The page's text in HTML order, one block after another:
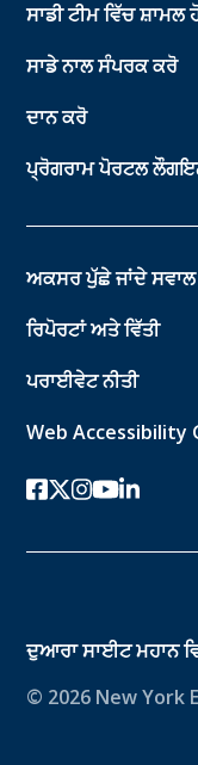
ਸਾਡੀ ਟੀਮ ਵਿੱਚ ਸ਼ਾਮਲ
ਸਾਡੇ ਨਾਲ ਸੰਪਰਕ ਕਰੋ
ਦਾਨ ਕਰੋ
ਪ੍ਰੋਗਰਾਮ ਪੋਰਟਲ
ਅਕਸਰ ਪੁੱਛੇ ਜਾਂਦੇ ਸਵਾਲ
ਰਿਪੋਰਟਾਂ ਅਤੇ ਵਿੱਤੀ
ਪਰਾਈਵੇਟ ਨੀਤੀ
Web Accessibility
ਫੇਸਬੁੱਕ
ਟਵਿੱਟਰ-ਐਕਸ
instagram
youtube
ਲਿੰਕਡਇਨ
ਦੁਆਰਾ ਸਾਈਟਮਹਾਨ
© 2026 New York